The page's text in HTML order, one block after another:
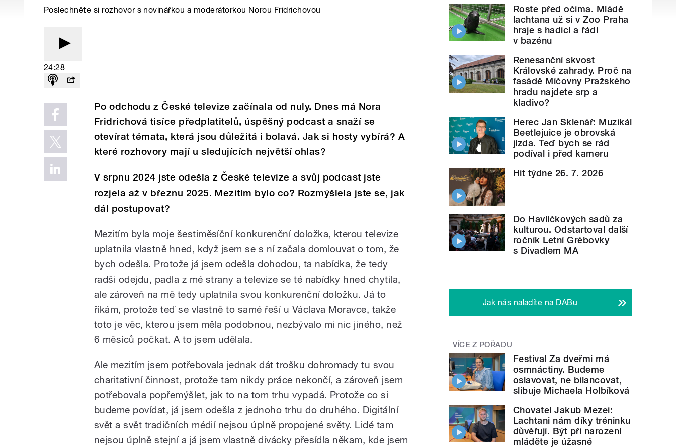
Poslechněte si rozhovor s novinářkou a moderátorkou Norou Fridrichovou
24:28
Po odchodu z České televize začínala od nuly. Dnes má Nora
Fridrichová tisíce předplatitelů, úspěšný podcast a snaží se
otevírat témata, která jsou důležitá i bolavá. Jak si hosty vybírá? A
které rozhovory mají u sledujících největší ohlas?
V srpnu 2024 jste odešla z České televize a svůj podcast jste
rozjela až v březnu 2025. Mezitím bylo co? Rozmýšlela jste se, jak
dál postupovat?
Mezitím byla moje šestiměsíční konkurenční doložka, kterou televize
uplatnila vlastně hned, když jsem se s ní začala domlouvat o tom, že
bych odešla. Protože já jsem odešla dohodou, ta nabídka, že tedy
radši odejdu, padla z mé strany a televize se té nabídky hned chytila,
ale zároveň na mě tedy uplatnila svou konkurenční doložku. Já to
říkám, protože teď se vlastně to samé řeší u Václava Moravce, takže
toto je věc, kterou jsem měla podobnou, nezbývalo mi nic jiného, než
6 měsíců počkat. A to jsem udělala.
Ale mezitím jsem potřebovala jednak dát trošku dohromady tu svou
charitativní činnost, protože tam nikdy práce nekončí, a zároveň jsem
potřebovala popřemýšlet, jak to na tom trhu vypadá. Protože co si
budeme povídat, já jsem odešla z jednoho trhu do druhého. Digitální
svět a svět tradičních médií nejsou úplně propojené světy. Lidé tam
nejsou úplně stejní a já jsem vlastně divácky přesídla někam, kde jsem
Roste před očima. Mládě
lachtana už si v Zoo Praha
hraje s hadicí a řádí
v bazénu
Renesanční skvost
Královské zahrady. Proč na
fasádě Míčovny Pražského
hradu najdete srp a
kladivo?
Herec Jan Sklenář: Muzikál
Beetlejuice je obrovská
jízda. Teď bych se rád
podíval i před kameru
Hit týdne 26. 7. 2026
Do Havlíčkových sadů za
kulturou. Odstartoval další
ročník Letní Grébovky
s Divadlem MA
Jak nás naladíte na DABu
VÍCE Z POŘADU
Festival Za dveřmi má
osmnáctiny. Budeme
oslavovat, ne bilancovat,
slibuje Michaela Holbíková
Chovatel Jakub Mezei:
Lachtani nám díky tréninku
důvěřují. Být při narození
mláděte je úžasné